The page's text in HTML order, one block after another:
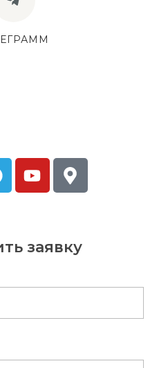
заявку